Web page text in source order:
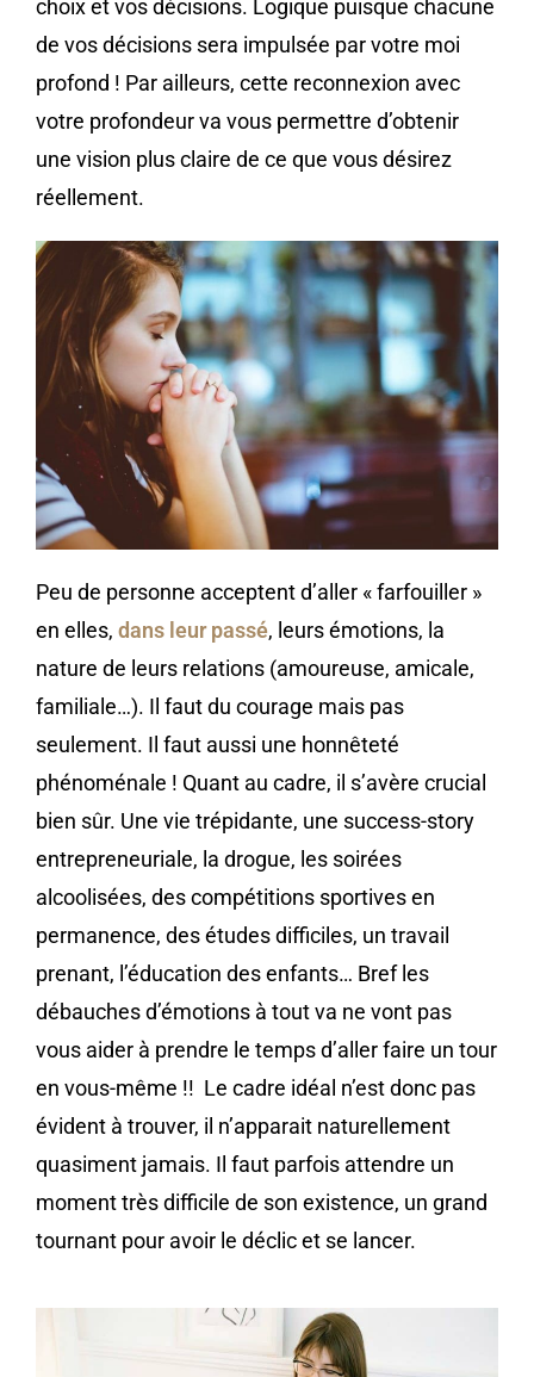
choix et vos décisions. Logique puisque chacune
de vos décisions sera impulsée par votre moi
profond ! Par ailleurs, cette reconnexion avec
votre profondeur va vous permettre d’obtenir
une vision plus claire de ce que vous désirez
réellement.
Peu de personne acceptent d’aller « farfouiller »
en elles, dans leur passé, leurs émotions, la
nature de leurs relations (amoureuse, amicale,
familiale…). Il faut du courage mais pas
seulement. Il faut aussi une honnêteté
phénoménale ! Quant au cadre, il s’avère crucial
bien sûr. Une vie trépidante, une success-story
entrepreneuriale, la drogue, les soirées
alcoolisées, des compétitions sportives en
permanence, des études difficiles, un travail
prenant, l’éducation des enfants… Bref les
débauches d’émotions à tout va ne vont pas
vous aider à prendre le temps d’aller faire un tour
en vous-même !! Le cadre idéal n’est donc pas
évident à trouver, il n’apparait naturellement
quasiment jamais. Il faut parfois attendre un
moment très difficile de son existence, un grand
tournant pour avoir le déclic et se lancer.